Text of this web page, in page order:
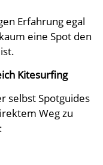
Erfahrung egal
eine Spot den
Kitesurfing
selbst Spotguides
Weg zu